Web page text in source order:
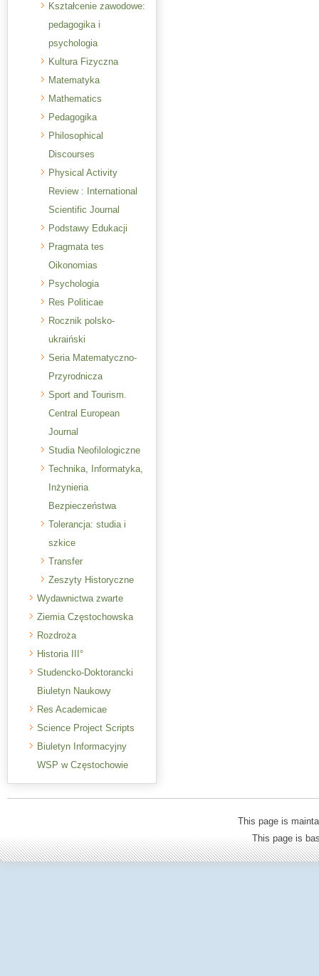
Kształcenie zawodowe:
pedagogika i
psychologia
Kultura Fizyczna
Matematyka
Mathematics
Pedagogika
Philosophical
Discourses
Physical Activity
Review : International
Scientific Journal
Podstawy Edukacji
Pragmata tes
Oikonomias
Psychologia
Res Politicae
Rocznik polsko-
ukraiński
Seria Matematyczno-
Przyrodnicza
Sport and Tourism.
Central European
Journal
Studia Neofilologiczne
Technika, Informatyka,
Inżynieria
Bezpieczeństwa
Tolerancja: studia i
szkice
Transfer
Zeszyty Historyczne
Wydawnictwa zwarte
Ziemia Częstochowska
Rozdroża
Historia III°
Studencko-Doktorancki
Biuletyn Naukowy
Res Academicae
Science Project Scripts
Biuletyn Informacyjny
WSP w Częstochowie
This page is
This page is